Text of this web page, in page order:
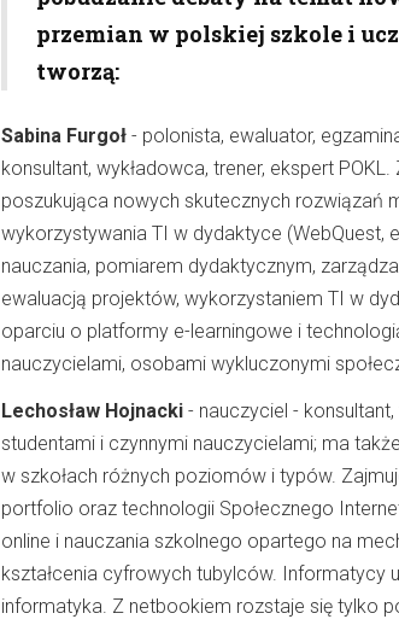
przemian w polskiej szkole i
tworzą:
Sabina Furgoł - polonista, ewaluator,
konsultant, wykładowca, trener, ekspert
poszukująca nowych skutecznych rozwiązań
wykorzystywania TI w dydaktyce (WebQuest,
nauczania, pomiarem dydaktycznym,
ewaluacją projektów, wykorzystaniem TI w
oparciu o platformy e-learningowe i
nauczycielami, osobami wykluczonymi
Lechosław Hojnacki - nauczyciel -
studentami i czynnymi nauczycielami; ma
w szkołach różnych poziomów i typów.
portfolio oraz technologii Społecznego
online i nauczania szkolnego opartego na
kształcenia cyfrowych tubylców. Informatycy
informatyka. Z netbookiem rozstaje się tylko